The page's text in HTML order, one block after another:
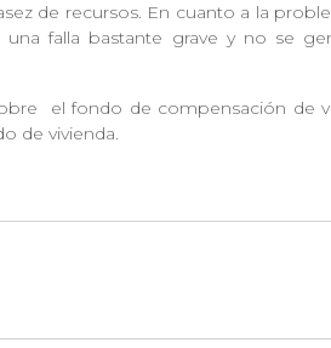
de recursos. En cuanto a la
una falla bastante grave y no se
el fondo de compensación de
de vivienda.